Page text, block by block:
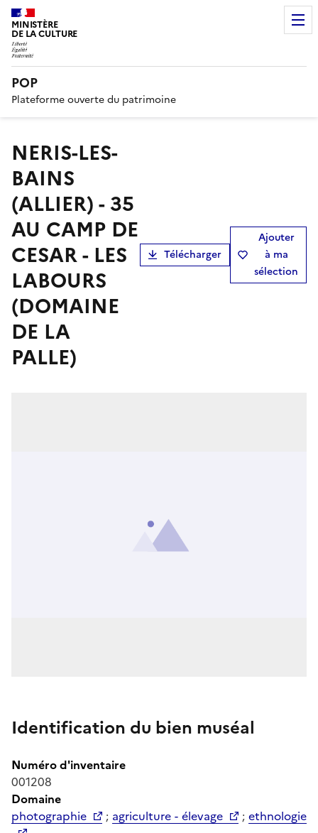
MINISTÈRE
DE LA CULTURE
POP
Plateforme ouverte du patrimoine
NERIS-LES-
BAINS
(ALLIER) - 35
AU CAMP DE
CESAR - LES
LABOURS
(DOMAINE
DE LA
PALLE)
Télécharger
Ajouter
à ma
sélection
Identification du bien muséal
Numéro d'inventaire
001208
Domaine
photographie
; agriculture - élevage ; ethnologie